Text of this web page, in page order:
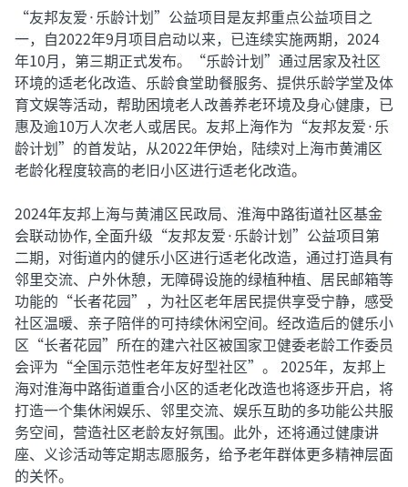
“友邦友爱·乐龄计划”公益项目是友邦重点公益项目之
一，自2022年9月项目启动以来，已连续实施两期，2024
年10月，第三期正式发布。“乐龄计划”通过居家及社区
环境的适老化改造、乐龄食堂助餐服务、提供乐龄学堂及体
育文娱等活动，帮助困境老人改善养老环境及身心健康，已
惠及逾10万人次老人或居民。友邦上海作为“友邦友爱·乐
龄计划”的首发站，从2022年伊始，陆续对上海市黄浦区
老龄化程度较高的老旧小区进行适老化改造。
2024年友邦上海与黄浦区民政局、淮海中路街道社区基金
会联动协作, 全面升级“友邦友爱·乐龄计划”公益项目第
二期，对街道内的健乐小区进行适老化改造，通过打造具有
邻里交流、户外休憩，无障碍设施的绿植种植、居民邮箱等
功能的“长者花园”，为社区老年居民提供享受宁静，感受
社区温暖、亲子陪伴的可持续休闲空间。经改造后的健乐小
区“长者花园”所在的建六社区被国家卫健委老龄工作委员
会评为“全国示范性老年友好型社区”。 2025年，友邦上
海对淮海中路街道重合小区的适老化改造也将逐步开启，将
打造一个集休闲娱乐、邻里交流、娱乐互助的多功能公共服
务空间，营造社区老龄友好氛围。此外，还将通过健康讲
座、义诊活动等定期志愿服务，给予老年群体更多精神层面
的关怀。